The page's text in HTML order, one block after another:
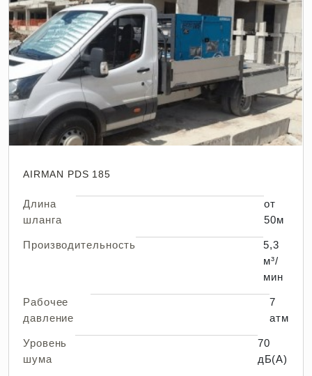
AIRMAN PDS 185
Длина
шланга
от
50м
Производительность
5,3
м³/
мин
Рабочее
давление
7
атм
Уровень
шума
70
дБ(А)